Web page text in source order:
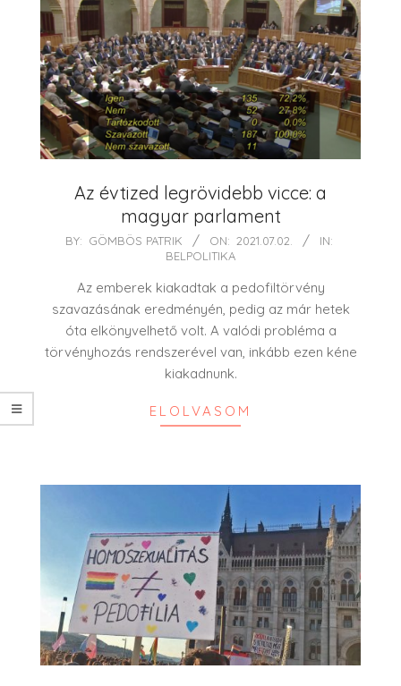
Az évtized legrövidebb vicce: a
magyar parlament
2021-BY: GÖMBÖS PATRIK ON: 2021.07.02.
IN:
BELPOLITIKA
Az emberek kiakadtak a pedofiltörvény
szavazásának eredményén, pedig az már hetek
óta elkönyvelhető volt. A valódi probléma a
törvényhozás rendszerével van, inkább ezen kéne
kiakadnunk.
ELOLVASOM